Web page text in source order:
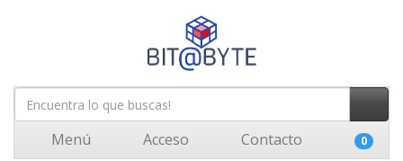
Menú Acceso Contacto 0